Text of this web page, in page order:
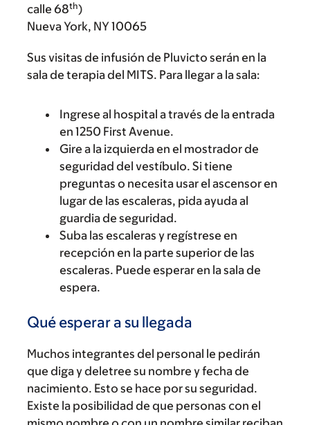
calle 68th)
Nueva York, NY 10065
Sus visitas de infusión de Pluvicto serán en la
sala de terapia del MITS. Para llegar a la sala:
Ingrese al hospital a través de la entrada
en 1250 First Avenue.
Gire a la izquierda en el mostrador de
seguridad del vestíbulo. Si tiene
preguntas o necesita usar el ascensor en
lugar de las escaleras, pida ayuda al
guardia de seguridad.
Suba las escaleras y regístrese en
recepción en la parte superior de las
escaleras. Puede esperar en la sala de
espera.
Qué esperar a su llegada
Muchos integrantes del personal le pedirán
que diga y deletree su nombre y fecha de
nacimiento. Esto se hace por su seguridad.
Existe la posibilidad de que personas con el